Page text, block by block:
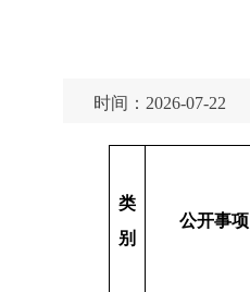
时间：2026-07-22
类
别
公开事项